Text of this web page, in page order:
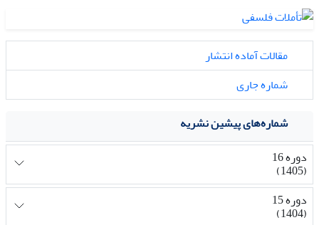
مقالات آماده انتشار
شماره جاری
شماره‌های پیشین نشریه
دوره 16
(1405)
دوره 15
(1404)